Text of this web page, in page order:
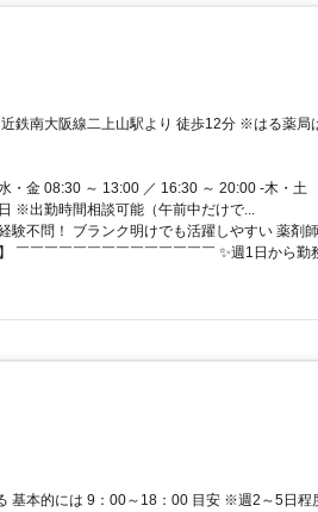
・金 08:30 ～ 13:00 ／ 16:30 ～ 20:00 -木・土
※出勤時間相談可能（午前中だけで...
験不問！ ブランク明けでも活躍しやすい 薬剤
￣￣￣￣￣￣￣￣￣￣￣￣￣￣ ✨週1日から勤
基本的には 9：00～18：00 目安 ※週2～5日程